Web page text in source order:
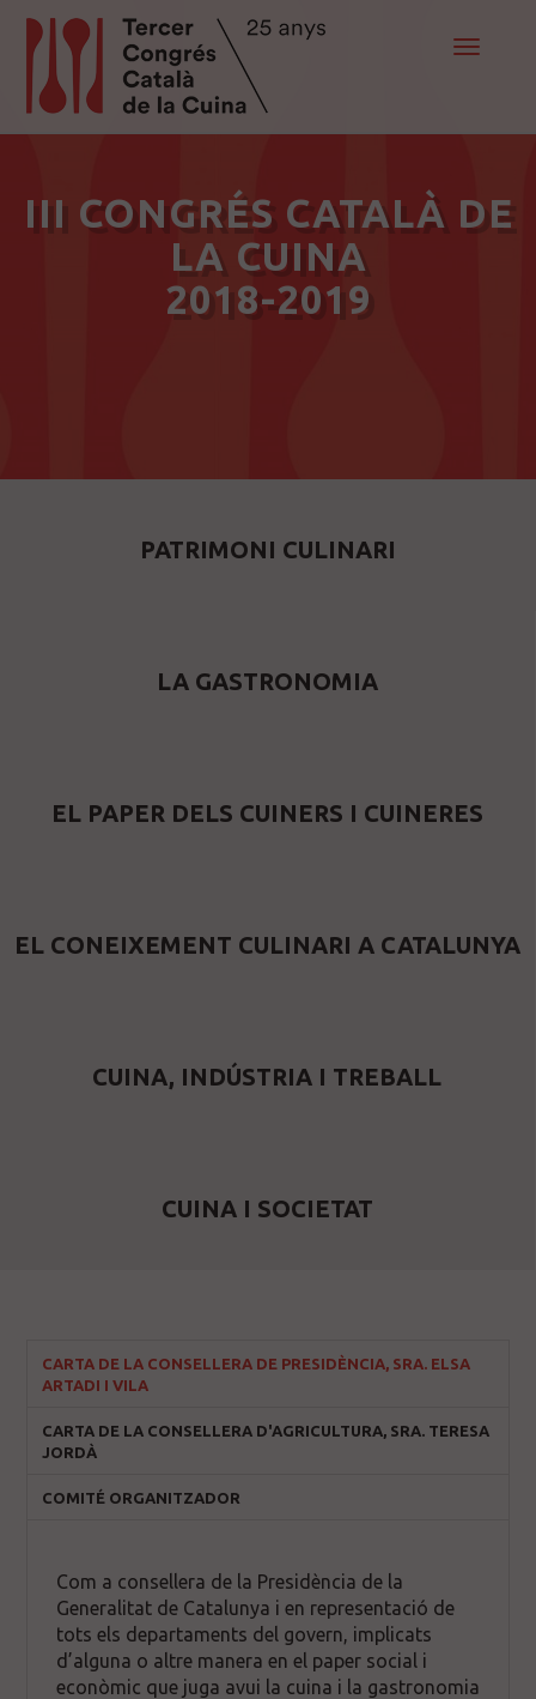
Toggle
III CONGRÉS CATALÀ DE
LA CUINA
2018-2019
PATRIMONI CULINARI
LA GASTRONOMIA
EL PAPER DELS CUINERS I CUINERES
EL CONEIXEMENT CULINARI A CATALUNYA
CUINA, INDÚSTRIA I TREBALL
CUINA I SOCIETAT
CARTA DE LA CONSELLERA DE PRESIDÈNCIA, SRA. ELSA
ARTADI I VILA
CARTA DE LA CONSELLERA D'AGRICULTURA, SRA. TERESA
JORDÀ
COMITÉ ORGANITZADOR
Com a consellera de la Presidència de la
Generalitat de Catalunya i en representació de
tots els departaments del govern, implicats
d’alguna o altre manera en el paper social i
econòmic que juga avui la cuina i la gastronomia